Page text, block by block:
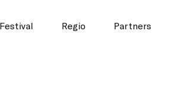
Festival Regio Partners